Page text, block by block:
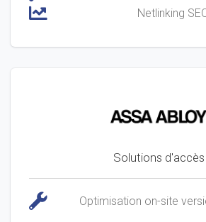
Netlinking
Solutions d'accès
Optimisation on-site